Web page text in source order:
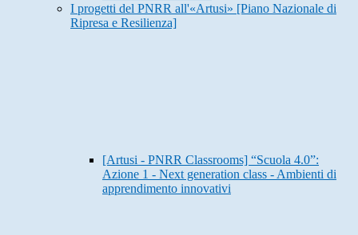
I progetti del PNRR all'«Artusi» [Piano Nazionale di
Ripresa e Resilienza]
[Artusi - PNRR Classrooms] “Scuola 4.0”:
Azione 1 - Next generation class - Ambienti di
apprendimento innovativi